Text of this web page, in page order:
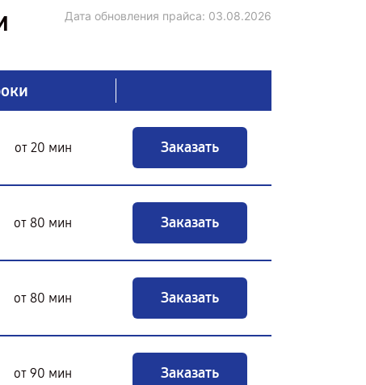
Дата обновления прайса: 03.08.2026
от 20 мин Заказать
от 80 мин Заказать
от 80 мин Заказать
от 90 мин Заказать